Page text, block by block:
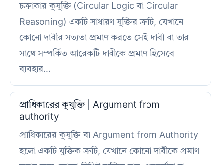
চক্রাকার কুযুক্তি (Circular Logic বা Circular
Reasoning) একটি সাধারণ যুক্তির ত্রুটি, যেখানে
কোনো দাবীর সত্যতা প্রমাণ করতে সেই দাবী বা তার
সাথে সম্পর্কিত আরেকটি দাবীকে প্রমাণ হিসেবে
ব্যবহার…
প্রাধিকারের কুযুক্তি | Argument from
authority
প্রাধিকারের কুযুক্তি বা Argument from Authority
হলো একটি যুক্তিক ত্রুটি, যেখানে কোনো দাবীকে প্রমাণ